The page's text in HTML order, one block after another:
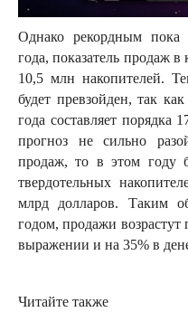
Однако рекордным пока
года, показатель продаж в
10,5 млн накопителей.
будет превзойден, так
года составляет порядка
прогноз не сильно
продаж, то в этом году
твердотельных
млрд долларов. Таким
годом, продажи
выражении и на 35% в
Читайте также